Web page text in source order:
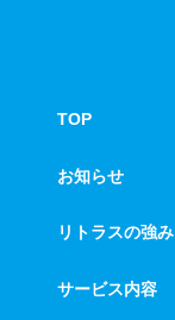
TOP
お知らせ
リトラスの強み
サービス内容